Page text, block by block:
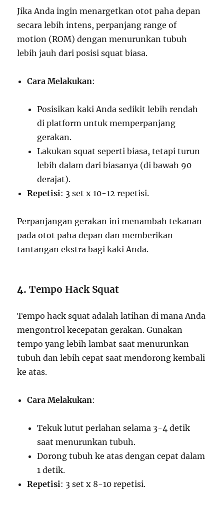
Jika Anda ingin menargetkan otot paha depan
secara lebih intens, perpanjang range of
motion (ROM) dengan menurunkan tubuh
lebih jauh dari posisi squat biasa.
Cara Melakukan:
Posisikan kaki Anda sedikit lebih rendah
di platform untuk memperpanjang
gerakan.
Lakukan squat seperti biasa, tetapi turun
lebih dalam dari biasanya (di bawah 90
derajat).
Repetisi: 3 set x 10-12 repetisi.
Perpanjangan gerakan ini menambah tekanan
pada otot paha depan dan memberikan
tantangan ekstra bagi kaki Anda.
4.Tempo Hack Squat
Tempo hack squat adalah latihan di mana Anda
mengontrol kecepatan gerakan. Gunakan
tempo yang lebih lambat saat menurunkan
tubuh dan lebih cepat saat mendorong kembali
ke atas.
Cara Melakukan:
Tekuk lutut perlahan selama 3-4 detik
saat menurunkan tubuh.
Dorong tubuh ke atas dengan cepat dalam
1 detik.
Repetisi: 3 set x 8-10 repetisi.